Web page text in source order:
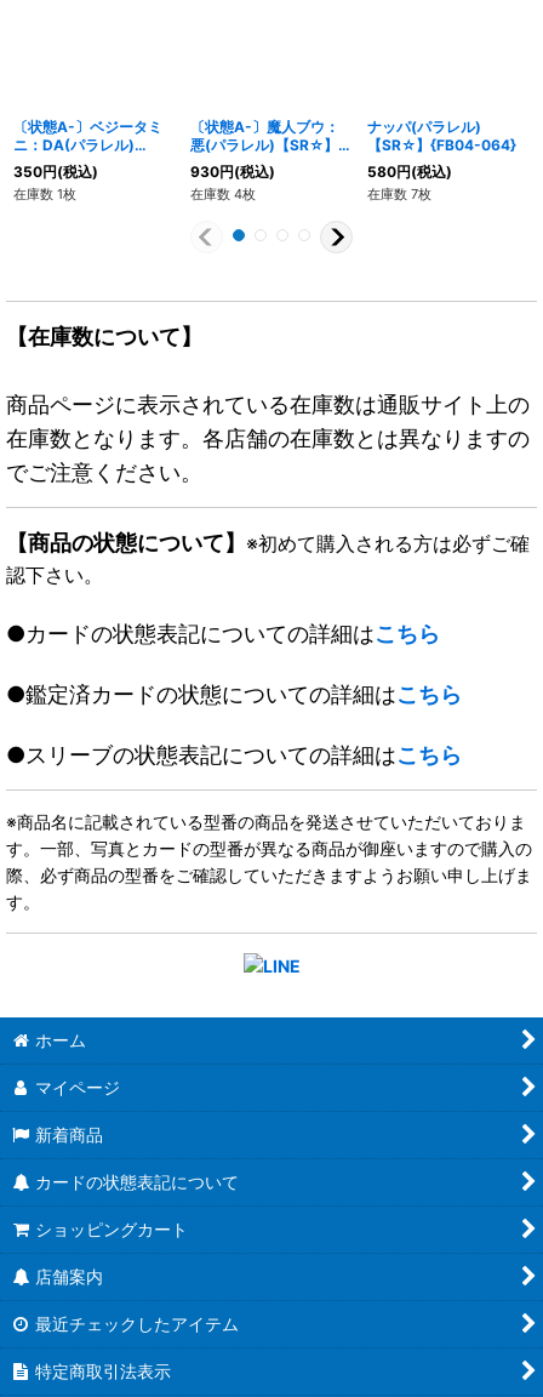
〔状態A-〕ベジータミ
ニ：DA(パラレル)
【SR☆】{FB04-045}
350円(税込)
在庫数 1枚
〔状態A-〕魔人ブウ：
悪(パラレル)【SR☆】
{FB04-093}
930円(税込)
在庫数 4枚
ナッパ(パラレル)
【SR☆】{FB04-064}
580円(税込)
在庫数 7枚
【在庫数について】
商品ページに表示されている在庫数は通販サイト上の
在庫数となります。各店舗の在庫数とは異なりますの
でご注意ください。
【商品の状態について】 ※初めて購入される方は必ずご確
認下さい。
●カードの状態表記についての詳細はこちら
●鑑定済カードの状態についての詳細はこちら
●スリーブの状態表記についての詳細はこちら
※商品名に記載されている型番の商品を発送させていただいておりま
す。一部、写真とカードの型番が異なる商品が御座いますので購入の
際、必ず商品の型番をご確認していただきますようお願い申し上げま
す。
ホーム
マイページ
新着商品
カードの状態表記について
ショッピングカート
店舗案内
最近チェックしたアイテム
特定商取引法表示